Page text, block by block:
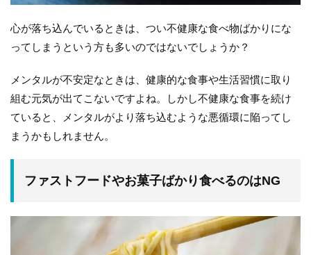
心が落ち込んでいるときは、つい不健康な食べ物ばかりにな
ってしまうという方も多いのではないでしょうか？
メンタルが不安定なときは、健康的な食事や生活習慣に取り
組む元気が出てこないですよね。しかし不健康な食事を続け
ていると、メンタルがより落ち込むような悪循環に陥ってし
まうかもしれません。
ファストフードやお菓子ばかり食べるのはNG